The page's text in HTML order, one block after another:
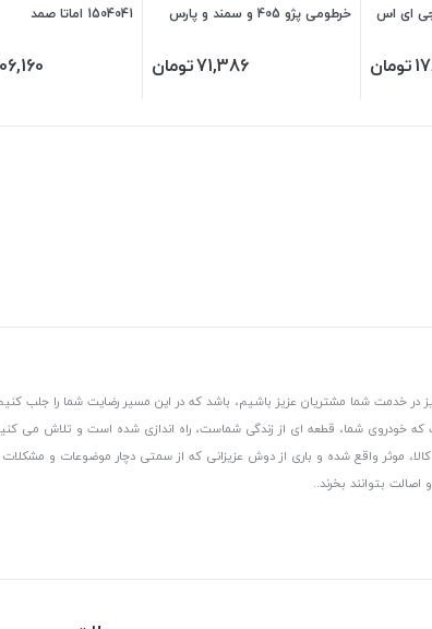
پراید 504212 جی ای اس
تومان
خرطومی پژو 405 و سمند و پارس
71,386تومان
1504041 اماتا صمد
در خدمت شما مشتریان عزیز باشیم، باشد که در این مسیر رضایت شما را جلب
که خودروی شما، قطعه ای از زندگی شماست، راه اندازی شده است و تلاش می
موثر واقع شده و باری از دوش عزیزانی که از سمتی دچار موضوعات و
بتوانند بخرند..